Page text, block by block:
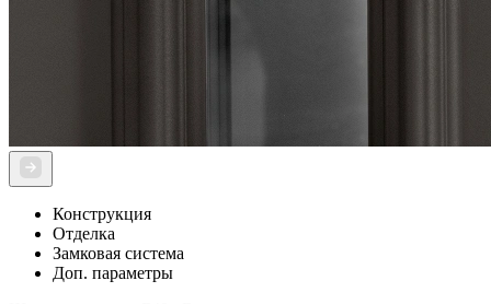
Конструкция
Отделка
Замковая система
Доп. параметры